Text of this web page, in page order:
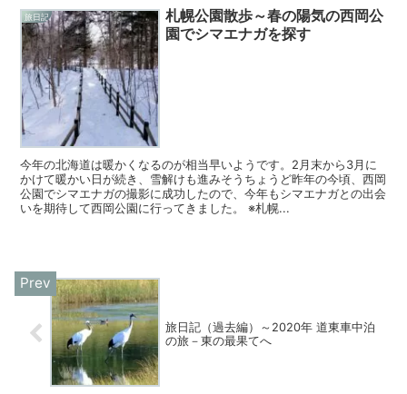
旅日記
札幌公園散歩～春の陽気の西岡公
園でシマエナガを探す
今年の北海道は暖かくなるのが相当早いようです。2月末から3月に
かけて暖かい日が続き、雪解けも進みそうちょうど昨年の今頃、西岡
公園でシマエナガの撮影に成功したので、今年もシマエナガとの出会
いを期待して西岡公園に行ってきました。 ※札幌...
旅日記（過去編）～2020年 道東車中泊
の旅－東の最果てへ